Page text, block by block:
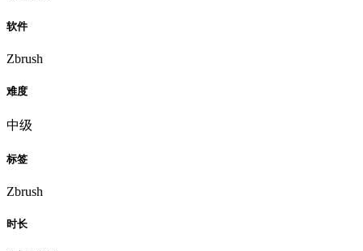
软件
Zbrush
难度
中级
标签
Zbrush
时长